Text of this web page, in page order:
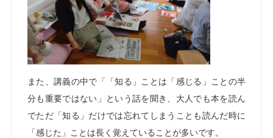
また、講義の中で「「知る」ことは「感じる」ことの半
分も重要ではない」という話を聞き、大人でも本を読ん
でただ「知る」だけでは忘れてしまうことも読んだ時に
「感じた」ことは長く覚えていることが多いです。